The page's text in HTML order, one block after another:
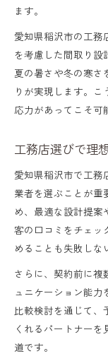
ます。
愛知県稲沢市の工務
を考慮した間取り設
夏の暑さや冬の寒さ
りが実現します。
応力があってこそ可
工務店選びで理
愛知県稲沢市で工務
業者を選ぶことが重
め、最適な設計提
客の口コミをチェッ
めることも失敗しな
さらに、契約前に複
ュニケーション能力
比較検討を通じて、
くれるパートナー
道です。